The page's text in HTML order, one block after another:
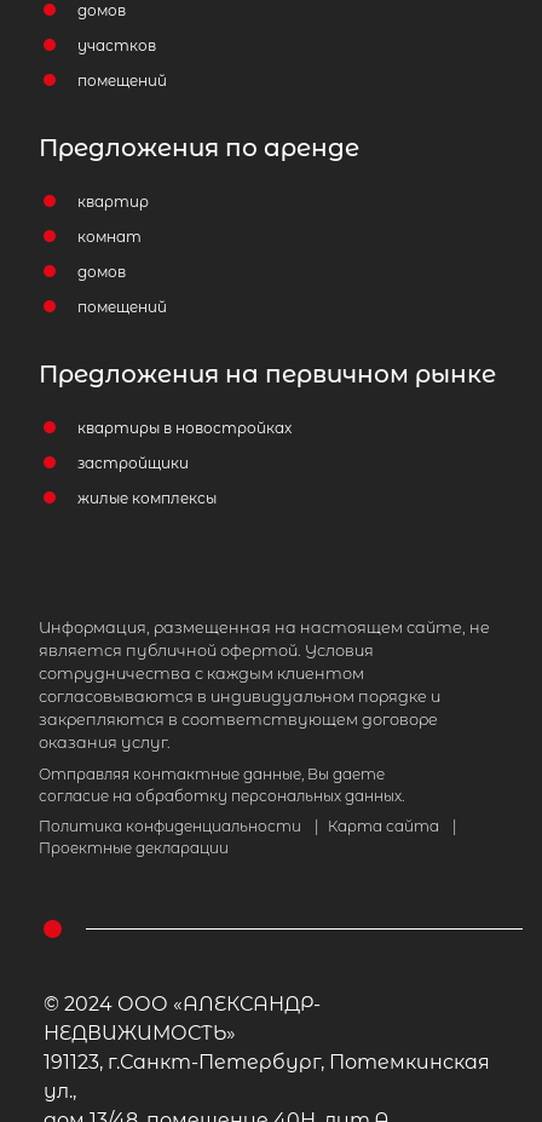
домов
участков
помещений
Предложения по аренде
квартир
комнат
домов
помещений
Предложения на первичном рынке
квартиры в новостройках
застройщики
жилые комплексы
Информация, размещенная на настоящем сайте, не
является публичной офертой. Условия
сотрудничества с каждым клиентом
согласовываются в индивидуальном порядке и
закрепляются в соответствующем договоре
оказания услуг.
Отправляя контактные данные, Вы даете
согласие на обработку персональных данных.
Политика конфиденциальности
Карта сайта
Проектные декларации
© 2024 ООО «АЛЕКСАНДР-
НЕДВИЖИМОСТЬ»
191123, г.Санкт-Петербург, Потемкинская
ул.,